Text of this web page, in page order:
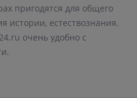
пригодятся для общего
истории, естествознания.
очень удобно с